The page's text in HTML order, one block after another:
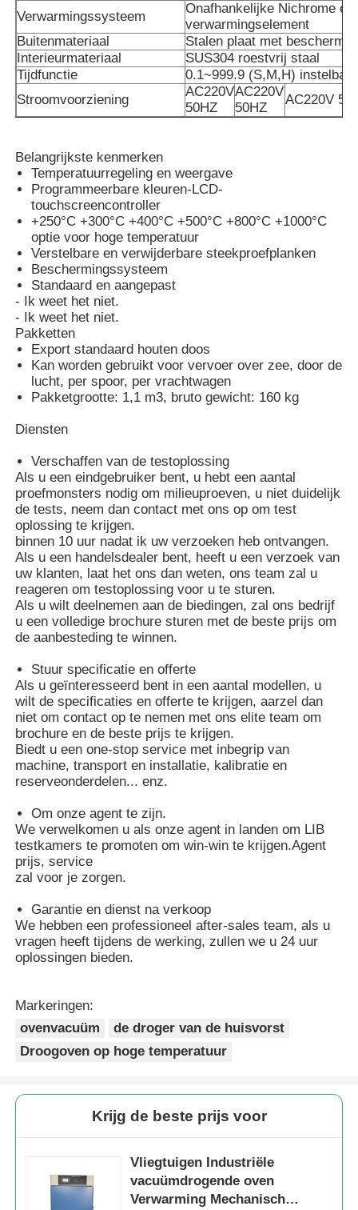
Ongeveer ons
Fabrieksreis
Contacteer ons
Nieuws
Gevallen
Verzoek om een Citaat
Vacuüminductie Smeltende Oven
aluminium smeltoven
Vacuümsinteroven
glas aanmakende oven
de oven van de autobodem
Oven op hoge temperatuur
Industriële warmwaterketel
Gasverwarming
biomassastoomketel
Industriële laboratoriumoven
Vacuüm Droogoven
CCM gietmachine
Verwarmingssysteem
Onafhankelijke Nichrome
verwarmingselement
Buitenmateriaal
Stalen plaat met
Interieurmateriaal
SUS304 roestvrij staal
Tijdfunctie
0.1~999.9 (S,M,H) instelbaar
Stroomvoorziening
AC220V
50HZ
AC220V
50HZ
AC220V
Belangrijkste kenmerken
Temperatuurregeling en weergave
Programmeerbare kleuren-LCD-
touchscreencontroller
+250°C +300°C +400°C +500°C +800°C +1000°C
optie voor hoge temperatuur
Verstelbare en verwijderbare steekproefplanken
Beschermingssysteem
Standaard en aangepast
- Ik weet het niet.
- Ik weet het niet.
Pakketten
Export standaard houten doos
Kan worden gebruikt voor vervoer over zee, door de
lucht, per spoor, per vrachtwagen
Pakketgrootte: 1,1 m3, bruto gewicht: 160 kg
Diensten
Verschaffen van de testoplossing
Als u een eindgebruiker bent, u hebt een aantal
proefmonsters nodig om milieuproeven, u niet duidelijk
de tests, neem dan contact met ons op om test
oplossing te krijgen.
binnen 10 uur nadat ik uw verzoeken heb ontvangen.
Als u een handelsdealer bent, heeft u een verzoek van
uw klanten, laat het ons dan weten, ons team zal u
reageren om testoplossing voor u te sturen.
Als u wilt deelnemen aan de biedingen, zal ons bedrijf
u een volledige brochure sturen met de beste prijs om
de aanbesteding te winnen.
Stuur specificatie en offerte
Als u geïnteresseerd bent in een aantal modellen, u
wilt de specificaties en offerte te krijgen, aarzel dan
niet om contact op te nemen met ons elite team om
brochure en de beste prijs te krijgen.
Biedt u een one-stop service met inbegrip van
machine, transport en installatie, kalibratie en
reserveonderdelen... enz.
Om onze agent te zijn.
We verwelkomen u als onze agent in landen om LIB
testkamers te promoten om win-win te krijgen.Agent
prijs, service
zal voor je zorgen.
Garantie en dienst na verkoop
We hebben een professioneel after-sales team, als u
vragen heeft tijdens de werking, zullen we u 24 uur
oplossingen bieden.
Markeringen:
ovenvacuüm
de droger van de huisvorst
Droogoven op hoge temperatuur
Krijg de beste prijs voor
Vliegtuigen Industriële
vacuümdrogende oven
Verwarming Mechanisch